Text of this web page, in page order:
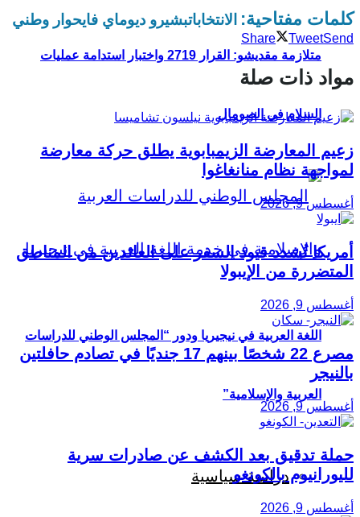
متلازمة مقديشو: القرار 2719 واختبار استدامة عمليات
السلام في الصومال
اللغة العربية في نيجيريا ودور “المجلس الوطني للدراسات
العربية والإسلامية”
دراسة سياسية
كلمات مفتاحية: الانتخاباتبشيرو ديوماي فايحوار وطني
Share TweetSend
مواد ذات صلة
زعيم المعارضة الزيمبابوية يطلق حركة معارضة
لمواجهة نظام منانغاغوا
أغسطس 9, 2026
أمريكا تُشدد قيود السفر على العائدين من المناطق
المتضررة من الإيبولا
أغسطس 9, 2026
مصرع 22 شخصًا بينهم 17 جنديًا في تصادم حافلتين
بالنيجر
أغسطس 9, 2026
حملة تدقيق بعد الكشف عن صادرات سرية
لليورانيوم بالكونغو
أغسطس 9, 2026